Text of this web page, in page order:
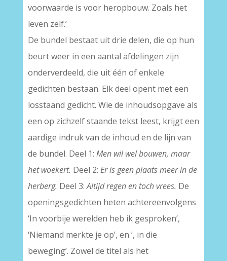
voorwaarde is voor heropbouw. Zoals het
leven zelf.’
De bundel bestaat uit drie delen, die op hun
beurt weer in een aantal afdelingen zijn
onderverdeeld, die uit één of enkele
gedichten bestaan. Elk deel opent met een
losstaand gedicht. Wie de inhoudsopgave als
een op zichzelf staande tekst leest, krijgt een
aardige indruk van de inhoud en de lijn van
de bundel. Deel 1: Men wil wel bouwen, maar
het woekert. Deel 2: Er is geen plaats meer in de
herberg. Deel 3:Altijd regen en toch vrees. De
openingsgedichten heten achtereenvolgens
‘In voorbije werelden heb ik gesproken’,
‘Niemand merkte je op’, en ‘, in die
beweging’. Zowel de titel als het